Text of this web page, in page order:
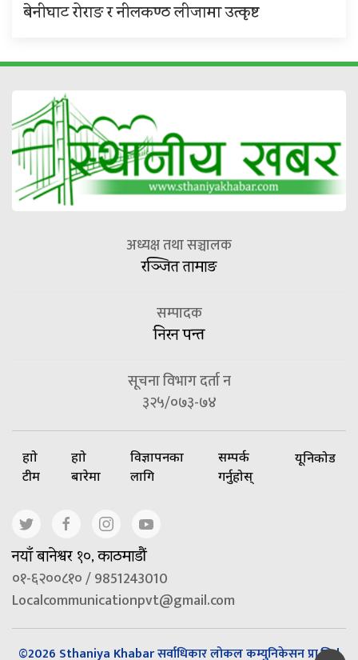
बेनीघाट रोराङ र नीलकण्ठ लीजामा उत्कृष्ट
अध्यक्ष तथा सञ्चालक
रञ्जित तामाङ
सम्पादक
निरन पन्त
सूचना विभाग दर्ता न
३२५/०७३-७४
हाम्रो
टीम
हाम्रो
बारेमा
विज्ञापनका
लागि
सम्पर्क
गर्नुहोस्
यूनिकोड
नयाँ बानेश्वर १०, काठमाडौं
०१-६२००८१० / 9851243010
Localcommunicationpvt@gmail.com
©2026 Sthaniya Khabar सर्वाधिकार लोकल कम्युनिकेसन प्रा.लि |